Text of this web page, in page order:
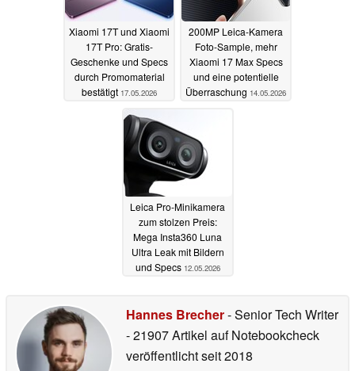
Xiaomi 17T und Xiaomi
17T Pro: Gratis-
Geschenke und Specs
durch Promomaterial
bestätigt 17.05.2026
200MP Leica-Kamera
Foto-Sample, mehr
Xiaomi 17 Max Specs
und eine potentielle
Überraschung 14.05.2026
Leica Pro-Minikamera
zum stolzen Preis:
Mega Insta360 Luna
Ultra Leak mit Bildern
und Specs 12.05.2026
Hannes Brecher- Senior Tech Writer
- 21907 Artikel auf Notebookcheck
veröffentlichtseit 2018